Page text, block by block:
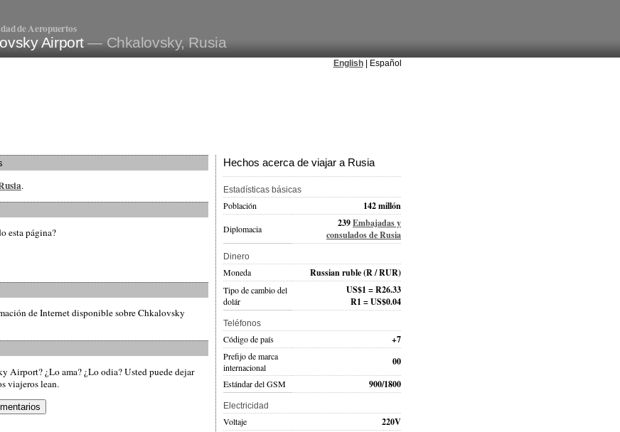
de Aeropuertos
Airport— Chkalovsky, Rusia
English| Español
.
esta página?
de Internet disponible sobre Chkalovsky
Airport? ¿Lo ama? ¿Lo odia? Usted puede dejar
viajeros lean.
Hechos acerca de viajar a Rusia
Estadísticas básicas
Población 142 millón
Diplomacia 239Embajadas y
consulados de Rusia
Dinero
Moneda Russian ruble(R / RUR)
Tipo de cambio del
dolár
US$1 = R26.33
R1 = US$0.04
Teléfonos
Código de país +7
Prefijo de marca
internacional
00
Estándar del GSM 900/1800
Electricidad
Voltaje 220V